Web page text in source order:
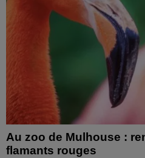
Au zoo de Mulhouse :
flamants rouges